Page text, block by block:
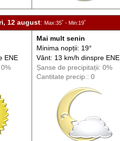
12 august: Max:35˚ - Min:19˚
ENE
Mai mult senin
Minima nopții: 19°
Vânt: 13 km/h dinspreENE
Șanse de precipitații: 0%
Cantitate precip.: 0